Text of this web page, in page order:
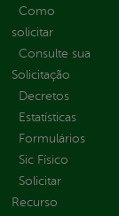
Como
solicitar
Consulte sua
Solicitação
Decretos
Estatísticas
Formulários
Sic Físico
Solicitar
Recurso